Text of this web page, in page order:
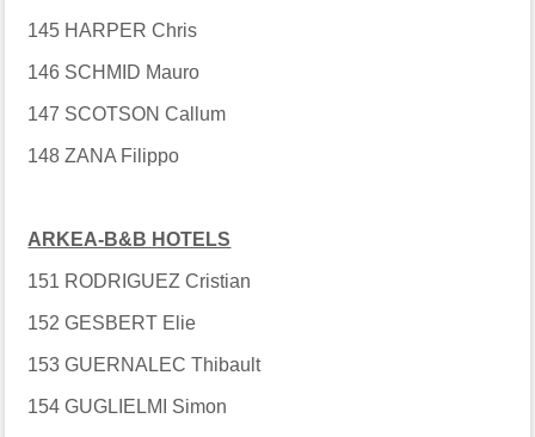
145 HARPER Chris
146 SCHMID Mauro
147 SCOTSON Callum
148 ZANA Filippo
ARKEA-B&B HOTELS
151 RODRIGUEZ Cristian
152 GESBERT Elie
153 GUERNALEC Thibault
154 GUGLIELMI Simon